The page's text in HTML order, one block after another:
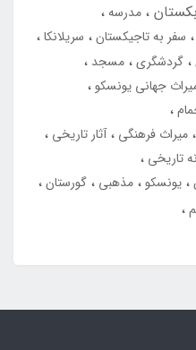
مدرسه
سفر به تاجیکستان
سریلانکا
گردشگری مسجد
جهانی یونسکو
میراث فرهنگی
آثار تاریخی
تاریخی
یونسکو مذهبی
گورستان